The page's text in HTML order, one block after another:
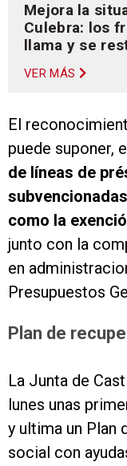
Mejora la
Culebra: los
llama y se
VER MÁS
El
puede suponer,
de líneas de
como la
junto con la
en
Presupuestos
Plan de
La Junta de
lunes unas
y ultima un Plan
social con